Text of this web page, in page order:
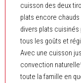
cuisson des deux
plats encore
divers plats
tous les goûts et
Avec une cuisson
convection
toute la famille en